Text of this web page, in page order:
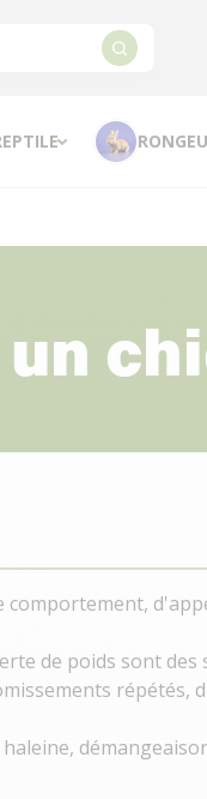
comportement,
de poids sont des